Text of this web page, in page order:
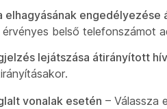
elhagyásának engedélyezése
belső telefonszámot
lejátszása átirányított
vonalak esetén – Válassza